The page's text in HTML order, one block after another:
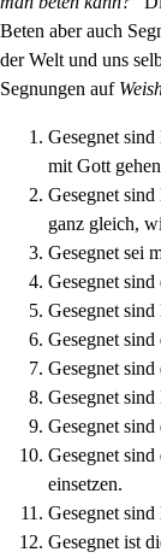
Beten aber auch
der Welt und uns
Segnungen auf
Gesegnet
mit Gott
Gesegnet
ganz gleich,
Gesegnet sei
Gesegnet
Gesegnet
Gesegnet
Gesegnet
Gesegnet
Gesegnet
Gesegnet
einsetzen.
Gesegnet
Gesegnet ist